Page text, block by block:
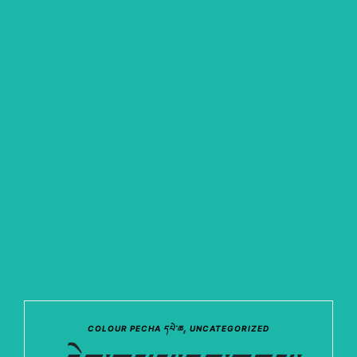
COLOUR PECHA དཔེ་ཆ, UNCATEGORIZED